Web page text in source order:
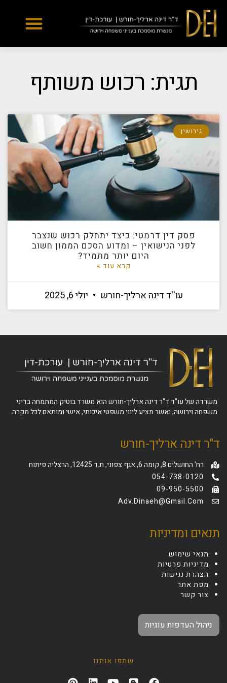
Yes
...
תגית: רכוש משותף
גירושין
פסק דין דרמטי: כיצד יתחלק רכוש שנצבר
לפני הנישואין – ומדוע הסכם הממון חשוב
היום יותר מתמיד?
קרא עוד »
עו''ד דינה ארליך-חורש יולי 6, 2025
משרדה של עו"ד ד"ר דינה ארליך-חורש הוא משרד בוטיק המתמחה בדיני
משפחה וירושה, ואשר מציע ליווי משפטי איכותי, אישי ומותאם לכל מקרה.
ד"ר דינה ארליך-חורש
רח' החושלים 8, קומה 6, אגף צפוני, ת.ד 12425, הרצליה פיתוח
054-738-0120
09-950-5500
Adv.dinaeh@gmail.com
תנאים ומדיניות
תנאי שימוש
מדיניות פרטיות
הצהרת נגישות
מפת אתר
צור קשר
ניהול העדפות עוגיות
שתפו אותנו